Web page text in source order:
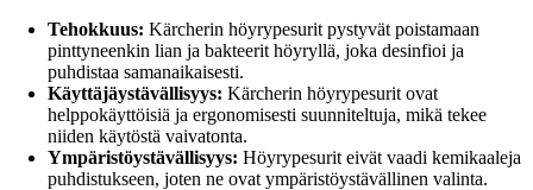
Tehokkuus: Kärcherin höyrypesurit pystyvät poistamaan
pinttyneenkin lian ja bakteerit höyryllä, joka desinfioi ja
puhdistaa samanaikaisesti.
Käyttäjäystävällisyys: Kärcherin höyrypesurit ovat
helppokäyttöisiä ja ergonomisesti suunniteltuja, mikä tekee
niiden käytöstä vaivatonta.
Ympäristöystävällisyys: Höyrypesurit eivät vaadi kemikaaleja
puhdistukseen, joten ne ovat ympäristöystävällinen valinta.